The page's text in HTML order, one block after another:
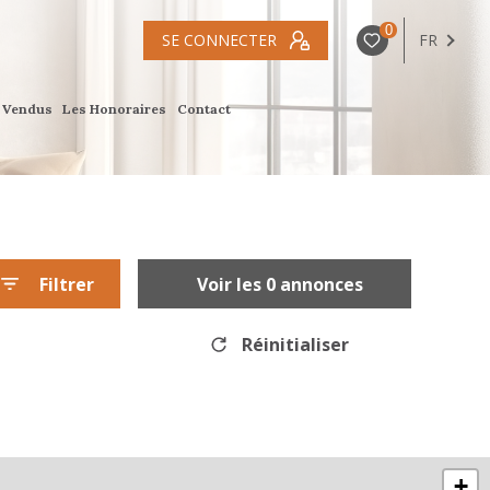
SE CONNECTER 0 FR
Les Honoraires Contact
Filtrer Voir les 0 annonces
Réinitialiser